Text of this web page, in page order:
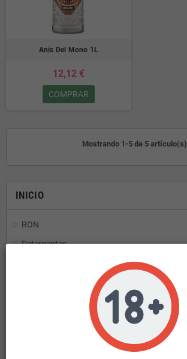
INICIO
RON
Detergentes
Anis Del Mono 1L
12,12 €
COMPRAR
Mostrando 1-5 de 5 artículo(s)